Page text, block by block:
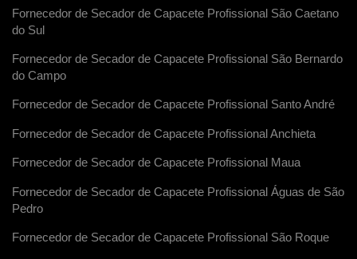
Fornecedor de Secador de Capacete Profissional São Caetano
do Sul
Fornecedor de Secador de Capacete Profissional São Bernardo
do Campo
Fornecedor de Secador de Capacete Profissional Santo André
Fornecedor de Secador de Capacete Profissional Anchieta
Fornecedor de Secador de Capacete Profissional Maua
Fornecedor de Secador de Capacete Profissional Águas de São
Pedro
Fornecedor de Secador de Capacete Profissional São Roque